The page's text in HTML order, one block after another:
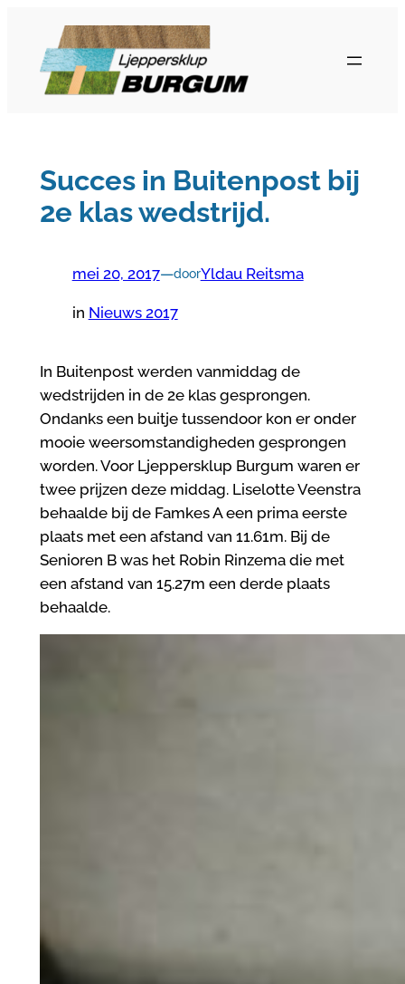
inhoud
Succes in Buitenpost bij
2e klas wedstrijd.
mei 20, 2017—doorYldau Reitsma
in Nieuws 2017
In Buitenpost werden vanmiddag de
wedstrijden in de 2e klas gesprongen.
Ondanks een buitje tussendoor kon er onder
mooie weersomstandigheden gesprongen
worden. Voor Ljeppersklup Burgum waren er
twee prijzen deze middag. Liselotte Veenstra
behaalde bij de Famkes A een prima eerste
plaats met een afstand van 11.61m. Bij de
Senioren B was het Robin Rinzema die met
een afstand van 15.27m een derde plaats
behaalde.